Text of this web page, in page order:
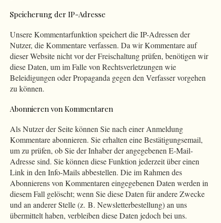
Speicherung der IP-Adresse
Unsere Kommentarfunktion speichert die IP-Adressen der
Nutzer, die Kommentare verfassen. Da wir Kommentare auf
dieser Website nicht vor der Freischaltung prüfen, benötigen wir
diese Daten, um im Falle von Rechtsverletzungen wie
Beleidigungen oder Propaganda gegen den Verfasser vorgehen
zu können.
Abonnieren von Kommentaren
Als Nutzer der Seite können Sie nach einer Anmeldung
Kommentare abonnieren. Sie erhalten eine Bestätigungsemail,
um zu prüfen, ob Sie der Inhaber der angegebenen E-Mail-
Adresse sind. Sie können diese Funktion jederzeit über einen
Link in den Info-Mails abbestellen. Die im Rahmen des
Abonnierens von Kommentaren eingegebenen Daten werden in
diesem Fall gelöscht; wenn Sie diese Daten für andere Zwecke
und an anderer Stelle (z. B. Newsletterbestellung) an uns
übermittelt haben, verbleiben diese Daten jedoch bei uns.